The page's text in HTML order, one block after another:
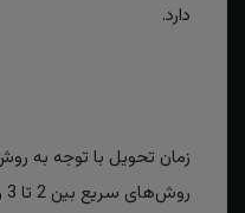
دارد.
زمان تحویل با توجه به